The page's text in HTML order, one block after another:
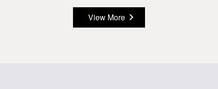
View More